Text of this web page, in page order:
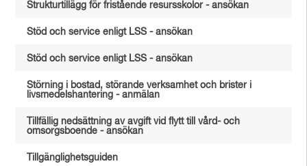
Strukturtillägg för fristående resursskolor - ansökan
Stöd och service enligt LSS - ansökan
Stöd och service enligt LSS - ansökan
Störning i bostad, störande verksamhet och brister i
livsmedelshantering - anmälan
Tillfällig nedsättning av avgift vid flytt till vård- och
omsorgsboende - ansökan
Tillgänglighetsguiden